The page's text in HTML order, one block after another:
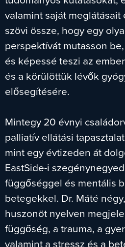
valamint saját meglátásait
szövi össze, hogy egy
perspektívát mutasson
és képessé teszi az
és a körülöttük lévők
elősegítésére.
Mintegy 20 évnyi
palliatív ellátási
mint egy évtizeden át
EastSide-i
függőséggel és mentális
betegekkel. Dr. Máté
huszonöt nyelven
függőség, a trauma, a
valamint a stressz és a